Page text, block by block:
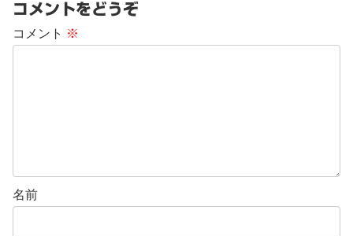
コメントをどうぞ
コメント ※
名前